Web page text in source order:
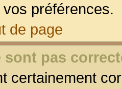
préférences.
de page
sont pas
certainement